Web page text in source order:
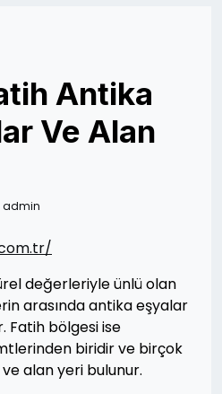
Antika
Ve Alan
admin
değerleriyle ünlü olan
arasında antika eşyalar
Fatih bölgesi ise
biridir ve birçok
alan yeri bulunur.